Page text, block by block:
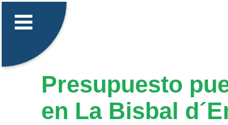
Presupuesto
en La Bisbal